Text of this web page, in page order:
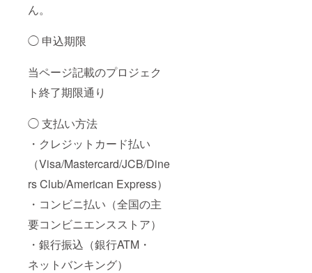
ん。
◯ 申込期限
当ページ記載のプロジェク
ト終了期限通り
◯ 支払い方法
・クレジットカード払い
（Visa/Mastercard/JCB/Dine
rs Club/American Express）
・コンビニ払い（全国の主
要コンビニエンスストア）
・銀行振込（銀行ATM・
ネットバンキング）